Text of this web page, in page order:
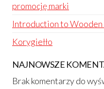
promocję marki
Introduction to Wooden
Korygiełło
NAJNOWSZE
Brak komentarzy do